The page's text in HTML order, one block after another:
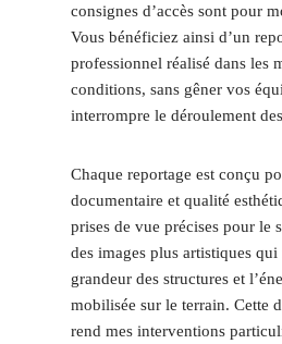
consignes d’accès sont pour
Vous bénéficiez ainsi d’un
professionnel réalisé dans les
conditions, sans gêner vos
interrompre le déroulement
Chaque reportage est conçu
documentaire et qualité
prises de vue précises pour le
des images plus artistiques
grandeur des structures et
mobilisée sur le terrain. Cette
rend mes interventions